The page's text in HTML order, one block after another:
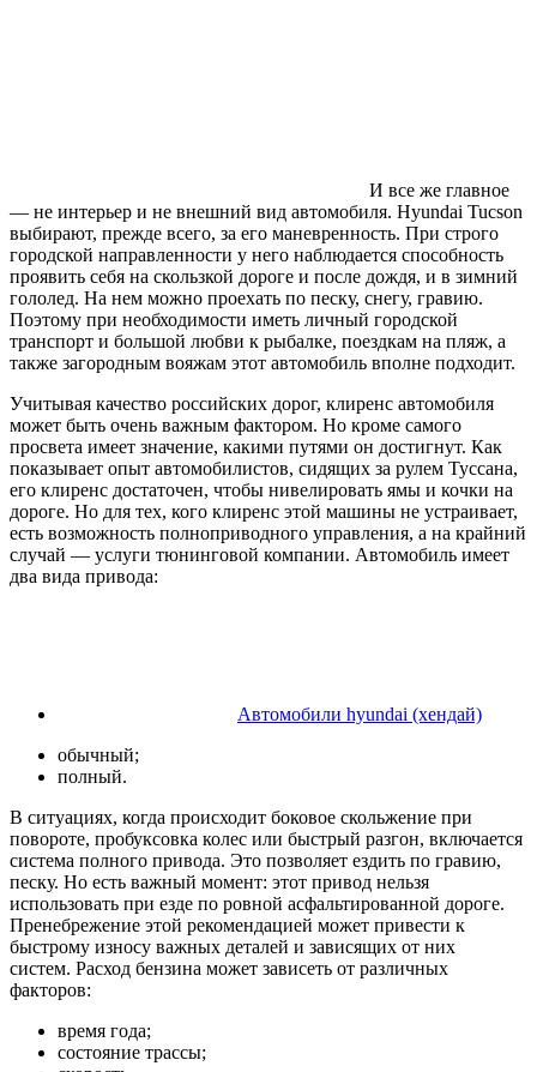
И все же главное
— не интерьер и не внешний вид автомобиля. Hyundai Tucson
выбирают, прежде всего, за его маневренность. При строго
городской направленности у него наблюдается способность
проявить себя на скользкой дороге и после дождя, и в зимний
гололед. На нем можно проехать по песку, снегу, гравию.
Поэтому при необходимости иметь личный городской
транспорт и большой любви к рыбалке, поездкам на пляж, а
также загородным вояжам этот автомобиль вполне подходит.
Учитывая качество российских дорог, клиренс автомобиля
может быть очень важным фактором. Но кроме самого
просвета имеет значение, какими путями он достигнут. Как
показывает опыт автомобилистов, сидящих за рулем Туссана,
его клиренс достаточен, чтобы нивелировать ямы и кочки на
дороге. Но для тех, кого клиренс этой машины не устраивает,
есть возможность полноприводного управления, а на крайний
случай — услуги тюнинговой компании. Автомобиль имеет
два вида привода:
Автомобили hyundai (хендай)
обычный;
полный.
В ситуациях, когда происходит боковое скольжение при
повороте, пробуксовка колес или быстрый разгон, включается
система полного привода. Это позволяет ездить по гравию,
песку. Но есть важный момент: этот привод нельзя
использовать при езде по ровной асфальтированной дороге.
Пренебрежение этой рекомендацией может привести к
быстрому износу важных деталей и зависящих от них
систем. Расход бензина может зависеть от различных
факторов:
время года;
состояние трассы;